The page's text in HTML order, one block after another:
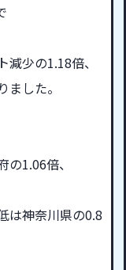
少の1.18倍、
ました。
1.06倍、
は神奈川県の0.8